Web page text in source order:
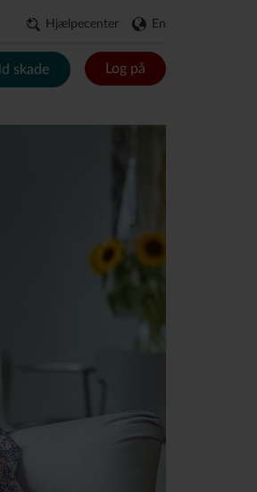
Hjælpecenter En
skade Log på